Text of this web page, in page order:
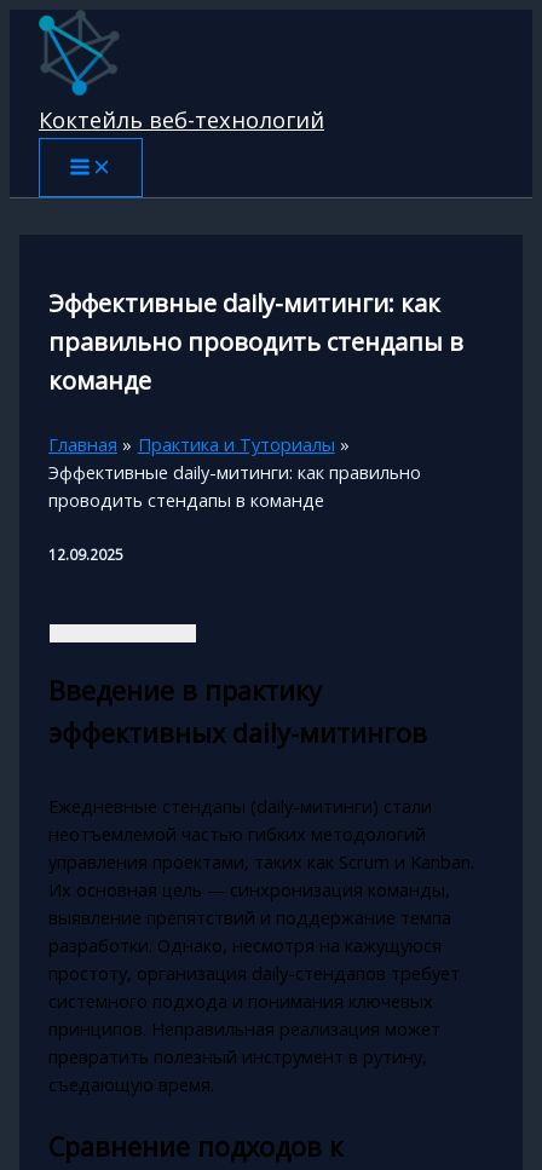
Перейти
содержимому
Коктейль веб-технологий
Эффективные daily-митинги: как
правильно проводить стендапы в
команде
Главная
Практика и Туториалы
Эффективные daily-митинги: как правильно
проводить стендапы в команде
12.09.2025
Введение в практику
эффективных daily-митингов
Ежедневные стендапы (daily-митинги) стали
неотъемлемой частью гибких методологий
управления проектами, таких как Scrum и Kanban.
Их основная цель — синхронизация команды,
выявление препятствий и поддержание темпа
разработки. Однако, несмотря на кажущуюся
простоту, организация daily-стендапов требует
системного подхода и понимания ключевых
принципов. Неправильная реализация может
превратить полезный инструмент в рутину,
съедающую время.
Сравнение подходов к